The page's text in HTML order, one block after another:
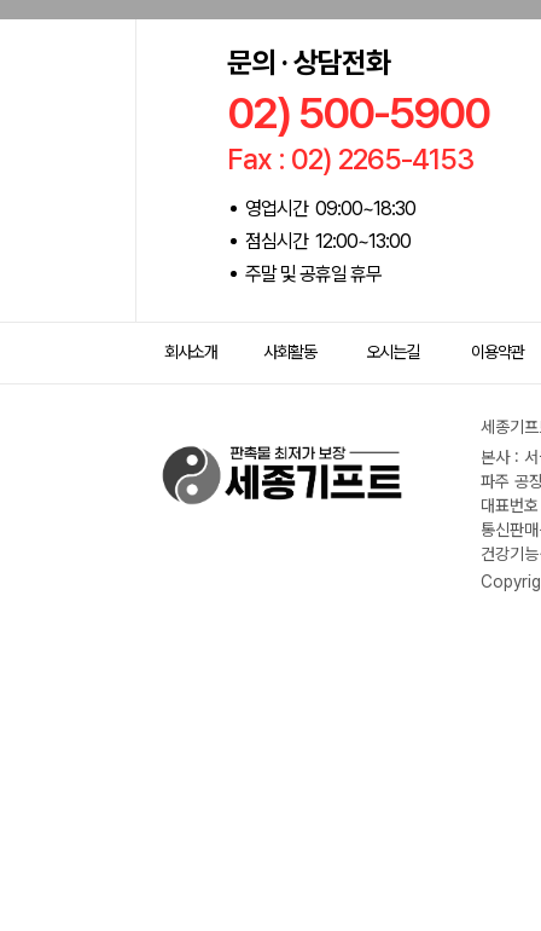
문의 · 상담전화
02) 500-5900
Fax : 02) 2265-4153
영업시간 09:00~18:30
점심시간 12:00~13:00
주말 및 공휴일 휴무
회사소개 사회활동 오시는길 이용약관
세종기
본사 :
파주 공
대표번
통신판
건강기